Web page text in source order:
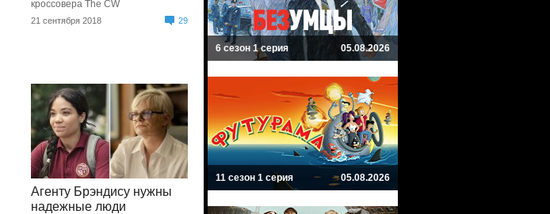
кроссовера The CW
21 сентября 2018 29
Агенту Брэндису нужны
надежные люди
6 сезон 1 серия 05.08.2026
11 сезон 1 серия 05.08.2026